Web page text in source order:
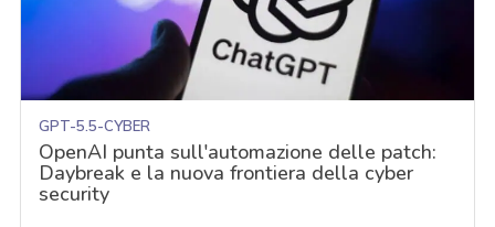
GPT-5.5-CYBER
OpenAI punta sull'automazione delle patch:
Daybreak e la nuova frontiera della cyber
security